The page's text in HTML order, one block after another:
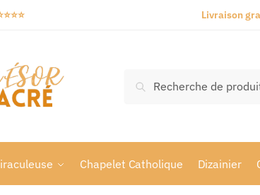
Livraison
Recherche
Chapelet Catholique Dizainier